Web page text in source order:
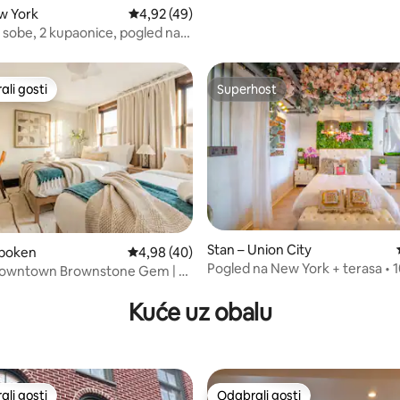
York Prosječna ocjena: 4,92/5, recenzija: 49
4,92 (49)
sobe, 2 kupaonice, pogled na
recenzija: 39
rangiranima s oznakom „Odabrali gosti”
gosti
Prosječna ocjena: 4,98/5, recenzija: 40
4,98 (40)
Brownstone Gem | 15
Superhost
Superhost
Stan – Union City
Pogled na New York + terasa •
Kuće uz obalu
gosti Odabrali gosti